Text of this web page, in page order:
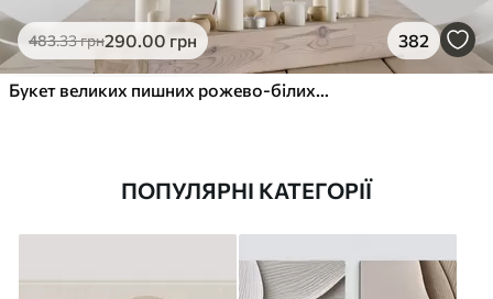
483.33грн290.00 грн 382
Букет великих пишних рожево-білих квітів півонії із зеленим листям на м’якому розмитому фоні
ПОПУЛЯРНІ КАТЕГОРІЇ